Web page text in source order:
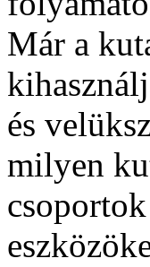
Már a
és
milyen